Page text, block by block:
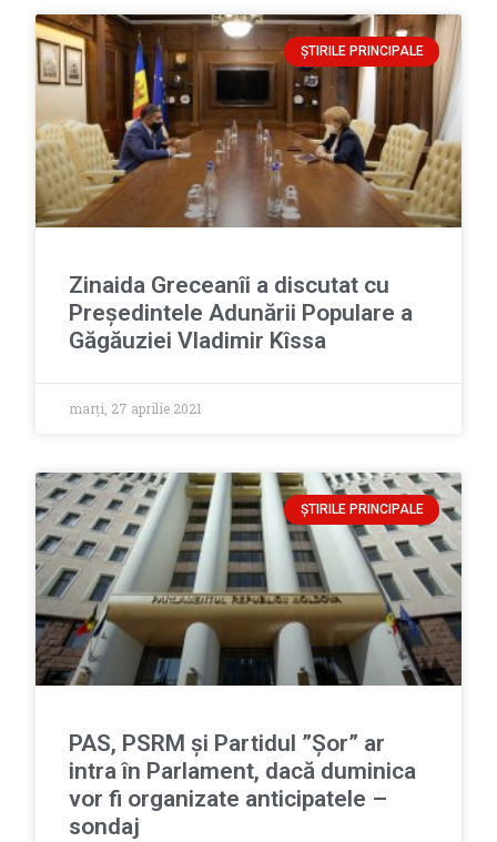
ȘTIRILE PRINCIPALE
Zinaida Greceanîi a discutat cu
Președintele Adunării Populare a
Găgăuziei Vladimir Kîssa
marți, 27 aprilie 2021
ȘTIRILE PRINCIPALE
PAS, PSRM și Partidul ”Șor” ar
intra în Parlament, dacă duminica
vor fi organizate anticipatele –
sondaj